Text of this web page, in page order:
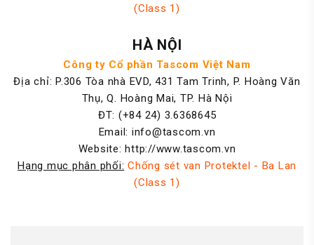
(Class 1)
HÀ NỘI
Công ty Cổ phần Tascom Việt Nam
Địa chỉ: P.306 Tòa nhà EVD, 431 Tam Trinh, P. Hoàng Văn
Thụ, Q. Hoàng Mai, TP. Hà Nội
ĐT: (+84 24) 3.6368645
Email: info@tascom.vn
Website: http://www.tascom.vn
Hạng mục phân phối: Chống sét van Protektel - Ba Lan
(Class 1)